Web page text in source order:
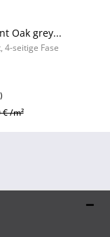
Oak grey...
seitige Fase
€ /m²